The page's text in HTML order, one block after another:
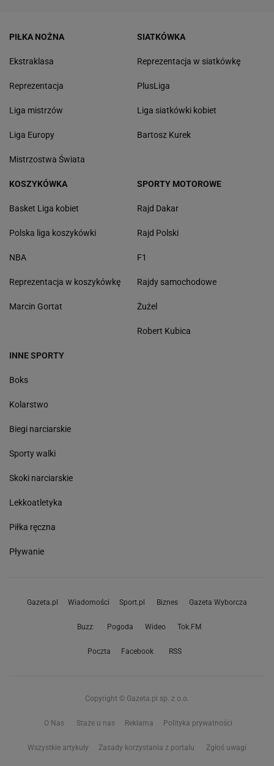
PIŁKA NOŻNA
Ekstraklasa
Reprezentacja
Liga mistrzów
Liga Europy
Mistrzostwa Świata
SIATKÓWKA
Reprezentacja w siatkówkę
PlusLiga
Liga siatkówki kobiet
Bartosz Kurek
KOSZYKÓWKA
Basket Liga kobiet
Polska liga koszykówki
NBA
Reprezentacja w koszykówkę
Marcin Gortat
SPORTY MOTOROWE
Rajd Dakar
Rajd Polski
F1
Rajdy samochodowe
Żużel
Robert Kubica
INNE SPORTY
Boks
Kolarstwo
Biegi narciarskie
Sporty walki
Skoki narciarskie
Lekkoatletyka
Piłka ręczna
Pływanie
Gazeta.pl Wiadomości Sport.pl Biznes Gazeta Wyborcza
Buzz Pogoda Wideo Tok.FM
Poczta Facebook RSS
Copyright © Gazeta.pl sp. z o.o.
O Nas Staże u nas Reklama Polityka prywatności
Wszystkie artykuły Zasady korzystania z portalu Zgłoś uwagi